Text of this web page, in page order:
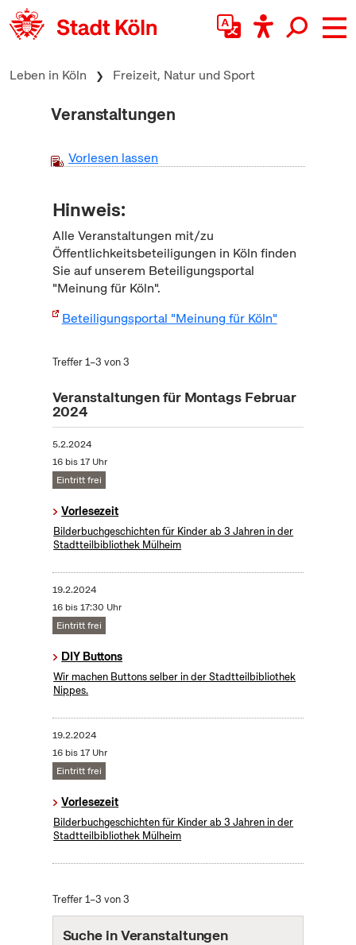
zum Inhalt springen
Leben in Köln Freizeit, Natur und Sport
Veranstaltungen
Vorlesen lassen
Hinweis:
Alle Veranstaltungen mit/zu
Öffentlichkeitsbeteiligungen in Köln finden
Sie auf unserem Beteiligungsportal
"Meinung für Köln".
Beteiligungsportal "Meinung für Köln"
Treffer 1–3 von 3
Veranstaltungen für Montags Februar
2024
5.2.2024
16 bis 17 Uhr
Eintritt frei
Vorlesezeit
Bilderbuchgeschichten für Kinder ab 3 Jahren in der
Stadtteilbibliothek Mülheim
19.2.2024
16 bis 17:30 Uhr
Eintritt frei
DIY Buttons
Wir machen Buttons selber in der Stadtteilbibliothek
Nippes.
19.2.2024
16 bis 17 Uhr
Eintritt frei
Vorlesezeit
Bilderbuchgeschichten für Kinder ab 3 Jahren in der
Stadtteilbibliothek Mülheim
Treffer 1–3 von 3
Suche in Veranstaltungen